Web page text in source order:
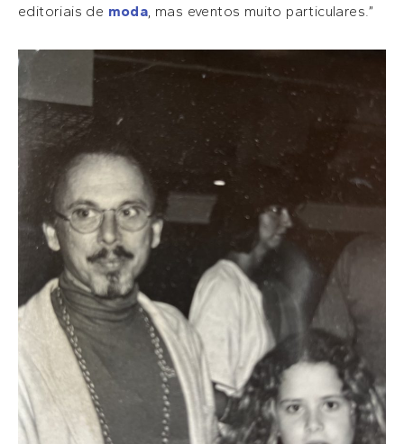
editoriais de moda, mas eventos muito particulares.”